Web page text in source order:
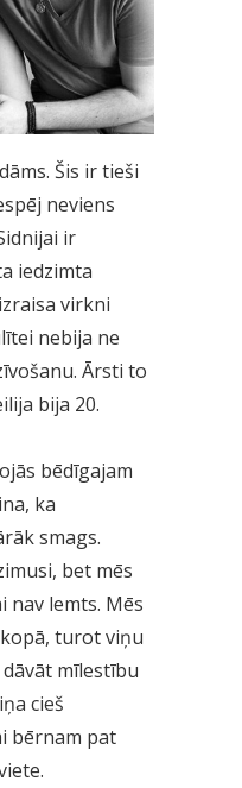
Šis ir tieši
neviens
ir
iedzimta
virkni
nebija ne
Ārsti to
bija 20.
bēdīgajam
ka
smags.
bet mēs
nav lemts. Mēs
turot viņu
mīlestību
cieš
bērnam pat